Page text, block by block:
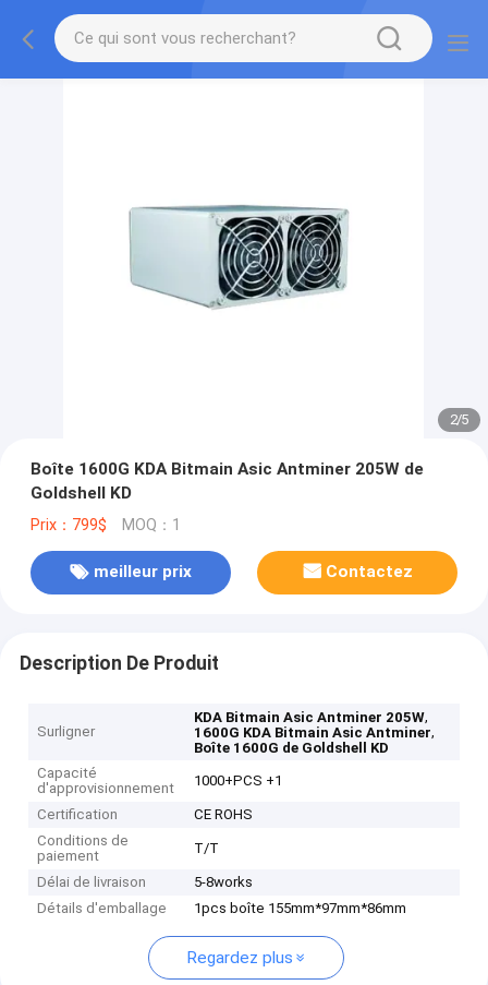
2/5
Boîte 1600G KDA Bitmain Asic Antminer 205W de
Goldshell KD
Prix：799$ MOQ：1
meilleur prix Contactez
Description De Produit
Surligner
KDA Bitmain Asic Antminer 205W,
1600G KDA Bitmain Asic Antminer,
Boîte 1600G de Goldshell KD
Capacité
d'approvisionnement
1000+PCS +1
Certification
CE ROHS
Conditions de
paiement
T/T
Délai de livraison
5-8works
Détails d'emballage
1pcs boîte 155mm*97mm*86mm
Regardez plus